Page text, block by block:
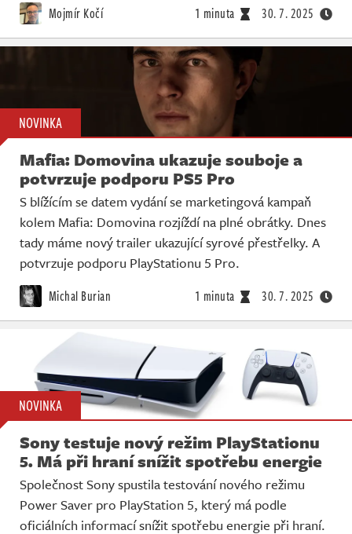
Mojmír Kočí 1 minuta 30. 7. 2025
NOVINKA
Mafia: Domovina ukazuje souboje a
potvrzuje podporu PS5 Pro
S blížícím se datem vydání se marketingová kampaň
kolem Mafia: Domovina rozjíždí na plné obrátky. Dnes
tady máme nový trailer ukazující syrové přestřelky. A
potvrzuje podporu PlayStationu 5 Pro.
Michal Burian 1 minuta 30. 7. 2025
NOVINKA
Sony testuje nový režim PlayStationu
5. Má při hraní snížit spotřebu energie
Společnost Sony spustila testování nového režimu
Power Saver pro PlayStation 5, který má podle
oficiálních informací snížit spotřebu energie při hraní.